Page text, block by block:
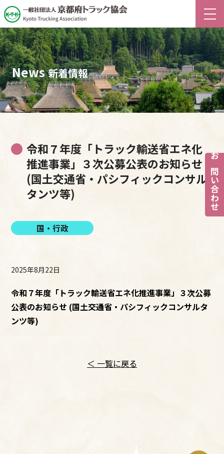
お問い合わせ
News 新着情報
令和７年度「トラック輸送省エネ化
推進事業」３次公募公表のお知らせ
(国土交通省・パシフィックコンサル
タンツ等)
国・行政
2025年8月22日
令和７年度「トラック輸送省エネ化推進事業」３次公募
公表のお知らせ (国土交通省・パシフィックコンサルタ
ンツ等)
＜ 一覧に戻る